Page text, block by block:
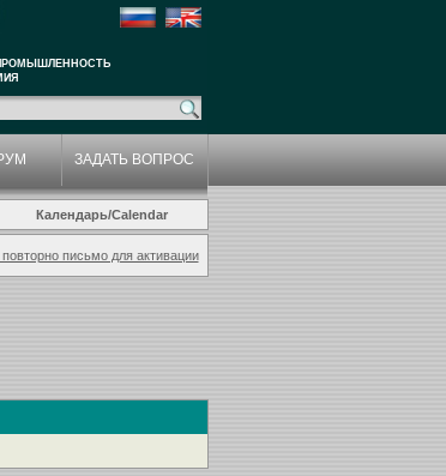
ЗАДАТЬ ВОПРОС
Календарь/Calendar
письмо для активации